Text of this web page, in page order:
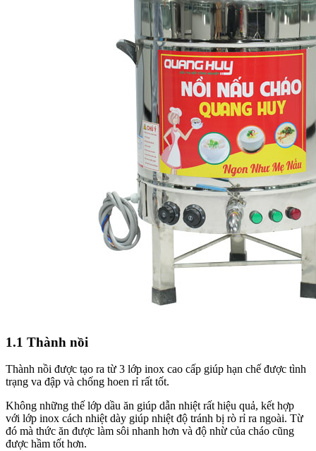
1.1 Thành nồi
Thành nồi được tạo ra từ 3 lớp inox cao cấp giúp hạn chế được tình
trạng va đập và chống hoen rỉ rất tốt.
Không những thế lớp dầu ăn giúp dẫn nhiệt rất hiệu quả, kết hợp
với lớp inox cách nhiệt dày giúp nhiệt độ tránh bị rò rỉ ra ngoài. Từ
đó mà thức ăn được làm sôi nhanh hơn và độ nhừ của cháo cũng
được hầm tốt hơn.